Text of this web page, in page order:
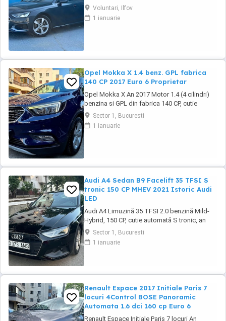
obișnuită, aceasta vine direct din flota proprie
a Business Lease — parte a grupului
internațional Autobinck, cu peste 10 ani de
Voluntari, Ilfov
1 ianuarie
Opel Mokka X 1.4 benz. GPL fabrica
140 CP 2017 Euro 6 Proprietar
Opel Mokka X An 2017 Motor 1.4 (4 cilindri)
benzina si GPL din fabrica 140 CP, cutie
manuala 6 trepte, distributie lant, Rulaj
182.550 km reali, certificati, carte service
completa, adusa in decembrie 2021 din
Sector 1, Bucuresti
1 ianuarie
Audi A4 Sedan B9 Facelift 35 TFSI S
tronic 150 CP MHEV 2021 Istoric Audi
LED
Audi A4 Limuzină 35 TFSI 2.0 benzină Mild-
Hybrid, 150 CP, cutie automată S tronic, an
fabricație 2021, model 2022, adusa recent din
Olanda. Mașină bine întreținută, cu istoric
complet de service și toate reviziile efectuate
Sector 1, Bucuresti
1 ianuarie
Renault Espace 2017 Initiale Paris 7
locuri 4Control BOSE Panoramic
Automata 1.6 dci 160 cp Euro 6
Renault Espace Initiale Paris 7 locuri An